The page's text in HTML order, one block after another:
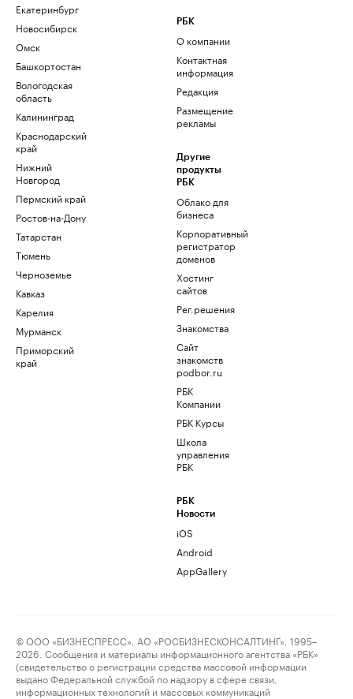
Екатеринбург
Новосибирск
Омск
Башкортостан
Вологодская
область
Калининград
Краснодарский
край
Нижний
Новгород
Пермский край
Ростов-на-Дону
Татарстан
Тюмень
Черноземье
Кавказ
Карелия
Мурманск
Приморский
край
РБК
О компании
Контактная
информация
Редакция
Размещение
рекламы
Другие
продукты
РБК
Облако для
бизнеса
Корпоративный
регистратор
доменов
Хостинг
сайтов
Рег.решения
Знакомства
Сайт
знакомств
podbor.ru
РБК
Компании
РБК Курсы
Школа
управления
РБК
РБК
Новости
iOS
Android
AppGallery
© ООО «БИЗНЕСПРЕСС», АО «РОСБИЗНЕСКОНСАЛТИНГ», 1995–
2026. Сообщения и материалы информационного агентства «РБК»
(свидетельство о регистрации средства массовой информации
выдано Федеральной службой по надзору в сфере связи,
информационных технологий и массовых коммуникаций